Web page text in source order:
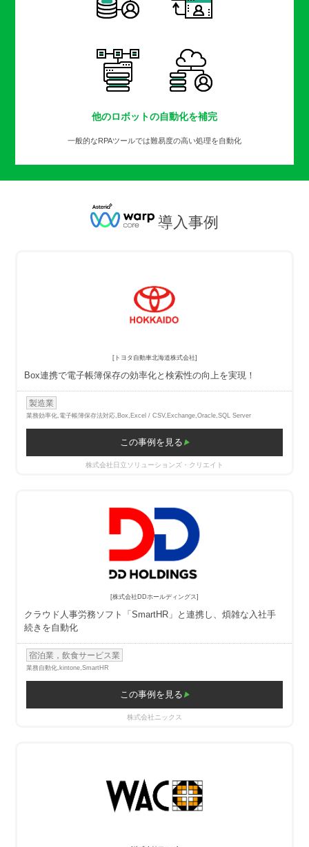
他のロボットの自動化を補完
一般的なRPAツールでは難易度の高い処理を自動化
導入事例
[トヨタ自動車北海道株式会社]
Box連携で電子帳簿保存の効率化と検索性の向上を実現！
製造業
業務効率化,電子帳簿保存法対応, Box,Excel / CSV,Exchange,Oracle,SQL Server
この事例を見る
株式会社日立ソリューションズ・クリエイト
[株式会社DDホールディングス]
クラウド人事労務ソフト「SmartHR」と連携し、煩雑な入社手
続きを自動化
宿泊業，飲食サービス業
業務自動化, kintone,SmartHR
この事例を見る
株式会社ニックス